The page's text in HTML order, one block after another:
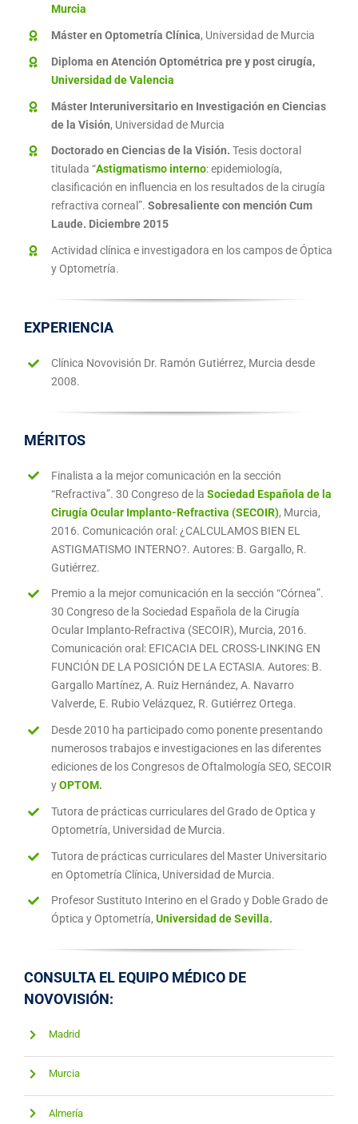
Murcia
Máster en Optometría Clínica, Universidad de Murcia
Diploma en Atención Optométrica pre y post cirugía,
Universidad de Valencia
Máster Interuniversitario en Investigación en Ciencias
de la Visión, Universidad de Murcia
Doctorado en Ciencias de la Visión. Tesis doctoral
titulada “Astigmatismo interno: epidemiología,
clasificación en influencia en los resultados de la cirugía
refractiva corneal”. Sobresaliente con mención Cum
Laude. Diciembre 2015
Actividad clínica e investigadora en los campos de Óptica
y Optometría.
EXPERIENCIA
Clínica Novovisión Dr. Ramón Gutiérrez, Murcia desde
2008.
MÉRITOS
Finalista a la mejor comunicación en la sección
“Refractiva”. 30 Congreso de la Sociedad Española de la
Cirugía Ocular Implanto-Refractiva (SECOIR), Murcia,
2016. Comunicación oral: ¿CALCULAMOS BIEN EL
ASTIGMATISMO INTERNO?. Autores: B. Gargallo, R.
Gutiérrez.
Premio a la mejor comunicación en la sección “Córnea”.
30 Congreso de la Sociedad Española de la Cirugía
Ocular Implanto-Refractiva (SECOIR), Murcia, 2016.
Comunicación oral: EFICACIA DEL CROSS-LINKING EN
FUNCIÓN DE LA POSICIÓN DE LA ECTASIA. Autores: B.
Gargallo Martínez, A. Ruiz Hernández, A. Navarro
Valverde, E. Rubio Velázquez, R. Gutiérrez Ortega.
Desde 2010 ha participado como ponente presentando
numerosos trabajos e investigaciones en las diferentes
ediciones de los Congresos de Oftalmología SEO, SECOIR
yOPTOM.
Tutora de prácticas curriculares del Grado de Optica y
Optometría, Universidad de Murcia.
Tutora de prácticas curriculares del Master Universitario
en Optometría Clínica, Universidad de Murcia.
Profesor Sustituto Interino en el Grado y Doble Grado de
Óptica y Optometría, Universidad de Sevilla.
CONSULTA EL EQUIPO MÉDICO DE
NOVOVISIÓN:
Madrid
Murcia
Almería